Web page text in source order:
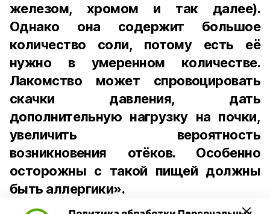
железом, хромом и так далее).
Однако она содержит большое
количество соли, потому есть её
нужно в умеренном количестве.
Лакомство может спровоцировать
скачки давления, дать
дополнительную нагрузку на почки,
увеличить вероятность
возникновения отёков. Особенно
осторожны с такой пищей должны
быть аллергики».